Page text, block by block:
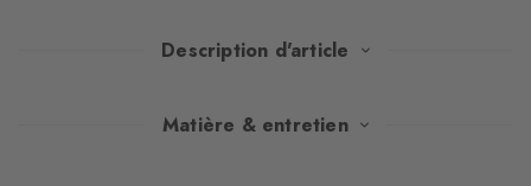
Description d'article
Ces chaussettes pour femme présentent un motif à larges bandes
Matière & entretien